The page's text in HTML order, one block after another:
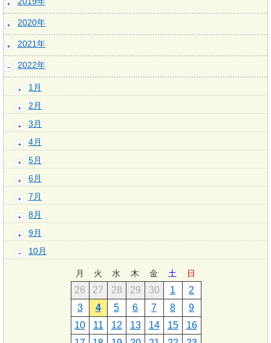
2020年
2021年
2022年
1月
2月
3月
4月
5月
6月
7月
8月
9月
10月
月 火 水 木 金 土 日
26 27 28 29 30 1
2
3
4 5 6 7 8
9
10
11 12 13 14 15
16